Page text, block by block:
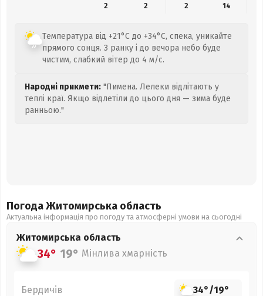
2
2 2 14
Температура від +21°C до +34°C, спека, уникайте
прямого сонця. З ранку і до вечора небо буде
чистим, слабкий вітер до 4 м/с.
Народні прикмети: "Пимена. Лелеки відлітають у
теплі краї. Якщо відлетіли до цього дня — зима буде
ранньою."
Погода Житомирська область
Актуальна інформація про погоду та атмосферні умови на сьогодні
Житомирська область
34° 19° Мінлива хмарність
Бердичів 34°/19°